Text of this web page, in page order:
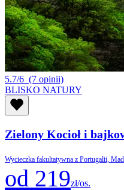
5.7/6 (7 opinii)
BLISKO NATURY
Zielony Kocioł i
Wycieczka fakultatywna z Portugalii,
od 219zł/os.